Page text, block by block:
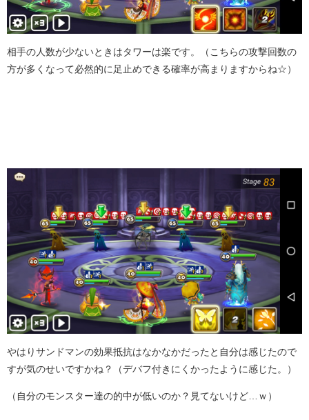
相手の人数が少ないときはタワーは楽です。（こちらの攻撃回数の
方が多くなって必然的に足止めできる確率が高まりますからね☆）
やはりサンドマンの効果抵抗はなかなかだったと自分は感じたので
すが気のせいですかね？（デバフ付きにくかったように感じた。）
（自分のモンスター達の的中が低いのか？見てないけど…ｗ）